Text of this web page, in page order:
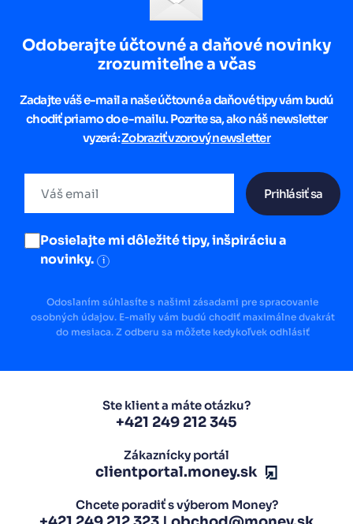
Odoberajte účtovné a daňové novinky
zrozumiteľne a včas
Zadajte váš e-mail a naše účtovné a daňové tipy vám budú
chodiť priamo do e-mailu. Pozrite sa, ako náš newsletter
vyzerá:Zobraziť vzorový newsletter
Prihlásiť sa
Posielajte mi dôležité tipy, inšpiráciu a
novinky.
i
Odoslaním súhlasíte s našimi zásadami pre spracovanie
osobných údajov. E-maily vám budú chodiť maximálne dvakrát
do mesiaca. Z odberu sa môžete kedykoľvek odhlásiť
Ste klient a máte otázku?
+421 249 212 345
Zákaznícky portál
clientportal.money.sk
Chcete poradiť s výberom Money?